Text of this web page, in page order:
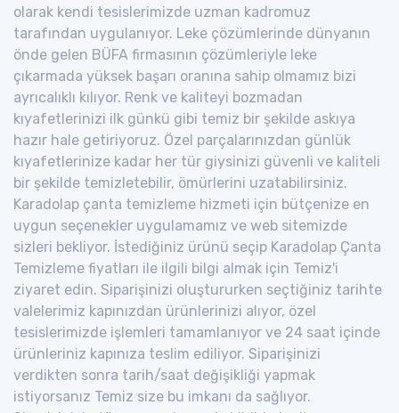
olarak kendi tesislerimizde uzman kadromuz
tarafından uygulanıyor. Leke çözümlerinde dünyanın
önde gelen BÜFA firmasının çözümleriyle leke
çıkarmada yüksek başarı oranına sahip olmamız bizi
ayrıcalıklı kılıyor. Renk ve kaliteyi bozmadan
kıyafetlerinizi ilk günkü gibi temiz bir şekilde askıya
hazır hale getiriyoruz. Özel parçalarınızdan günlük
kıyafetlerinize kadar her tür giysinizi güvenli ve kaliteli
bir şekilde temizletebilir, ömürlerini uzatabilirsiniz.
Karadolap çanta temizleme hizmeti için bütçenize en
uygun seçenekler uygulamamız ve web sitemizde
sizleri bekliyor. İstediğiniz ürünü seçip Karadolap Çanta
Temizleme fiyatları ile ilgili bilgi almak için Temiz'i
ziyaret edin. Siparişinizi oluştururken seçtiğiniz tarihte
valelerimiz kapınızdan ürünlerinizi alıyor, özel
tesislerimizde işlemleri tamamlanıyor ve 24 saat içinde
ürünleriniz kapınıza teslim ediliyor. Siparişinizi
verdikten sonra tarih/saat değişikliği yapmak
istiyorsanız Temiz size bu imkanı da sağlıyor.